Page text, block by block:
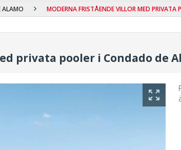
ALAMO MODERNA FRISTÅENDE VILLOR MED
privata pooler i Condado de